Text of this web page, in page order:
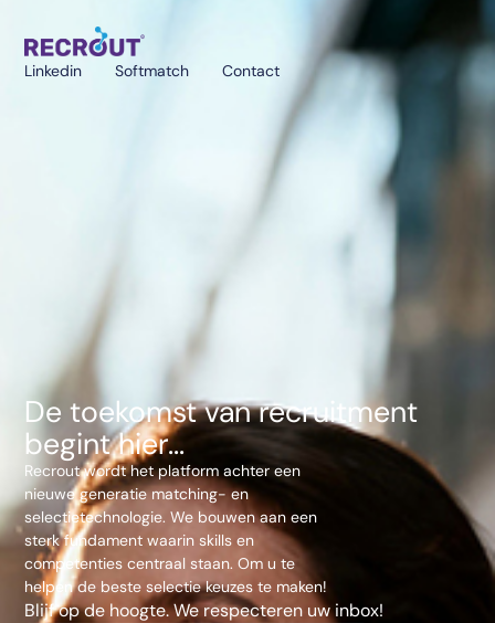
Linkedin Softmatch Contact
De toekomst van recruitment
begint hier...
Recrout wordt het platform achter een
nieuwe generatie matching- en
selectietechnologie. We bouwen aan een
sterk fundament waarin skills en
competenties centraal staan. Om u te
helpen de beste selectie keuzes te maken!
Blijf op de hoogte. We respecteren uw inbox!